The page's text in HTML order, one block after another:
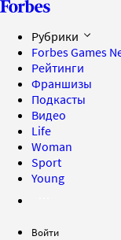
Рубрики
Forbes Games
Рейтинги
Франшизы
Подкасты
Видео
Life
Woman
Sport
Young
Войти